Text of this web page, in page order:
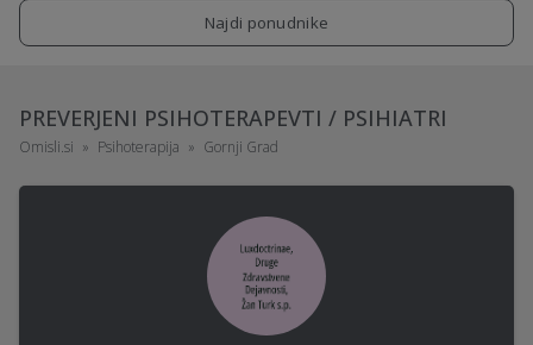
Najdi ponudnike
PREVERJENI PSIHOTERAPEVTI / PSIHIATRI
Omisli.si Psihoterapija Gornji Grad